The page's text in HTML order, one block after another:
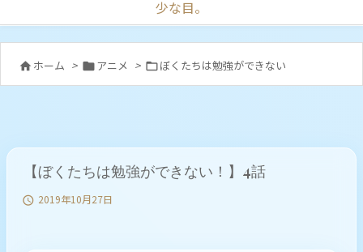
少な目。
前へ
 ホーム > アニメ > ぼくたちは勉強ができない
【ぼくたちは勉強ができない！】4話
 2019年10月27日